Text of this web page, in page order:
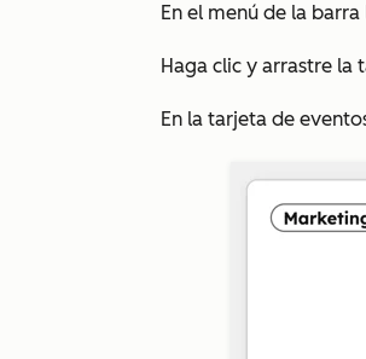
En el menú de la
Haga clic y arrastre la
En la tarjeta de